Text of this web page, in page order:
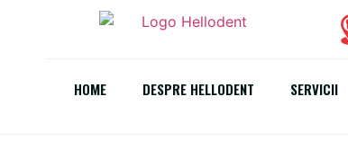
HOME DESPRE HELLODENT SERVICII